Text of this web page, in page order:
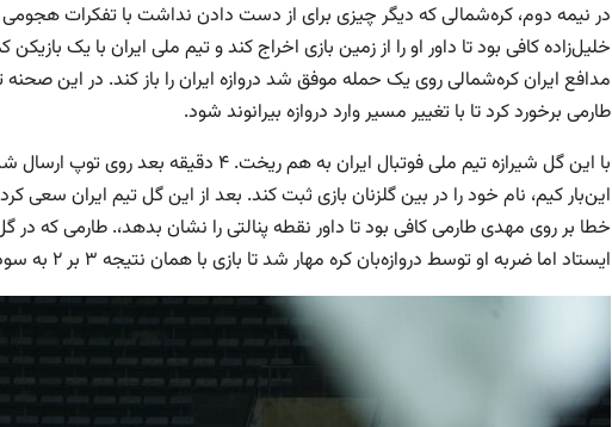
خلیل‌زاده کافی بود تا داور او را از زمین بازی اخراج کند و تیم ملی ایران با یک بازیکن
مدافع ایران کره‌شمالی روی یک حمله موفق شد دروازه ایران را باز کند. در این
طارمی برخورد کرد تا با تغییر مسیر وارد دروازه بیرانوند شود.
با این گل شیرازه تیم ملی فوتبال ایران به هم
خطا بر روی مهدی طارمی کافی بود تا داور نقطه پنالتی را نشان بدهد،. طارمی
ایستاد اما ضربه او توسط دروازه‌بان کره مهار شد تا بازی با همان نتیجه ۳ بر ۲ به سود ایران دنبال شود.